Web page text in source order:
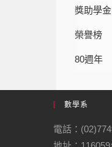
獎助學金
榮譽榜
80週年
數學系
電話：